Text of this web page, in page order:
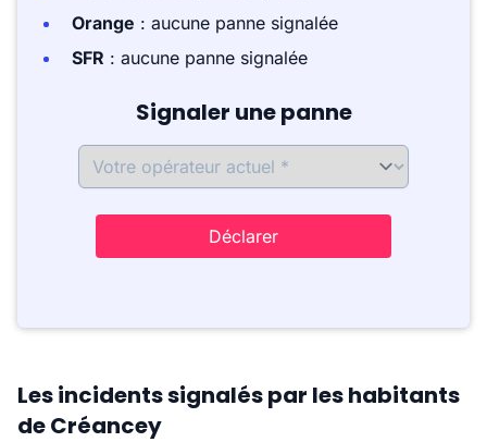
Orange : aucune panne signalée
SFR : aucune panne signalée
Signaler une panne
Déclarer
Les incidents signalés par les habitants
de Créancey